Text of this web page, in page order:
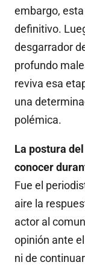
embargo,
definitivo.
desgarrador
profundo
reviva esa
una
polémica.
La postura
conocer
Fue el
aire la
actor al
opinión ante
ni de